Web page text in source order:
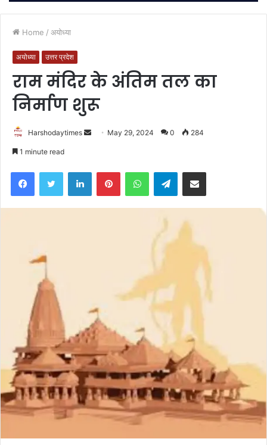
Home / अयोध्या
अयोध्या उत्तर प्रदेश
राम मंदिर के अंतिम तल का
निर्माण शुरू
Harshodaytimes
Send May 29, 2024 0 284
1 minute read
FacebookTwitter LinkedInPinterestWhatsAppTelegramShare via Email